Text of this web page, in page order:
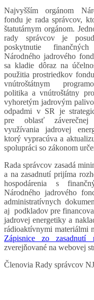
Najvyšším orgánom
fondu je rada správcov,
štatutárnym orgánom.
rady správcov je
poskytnutie
Národného jadrového
sa kladie dôraz na
použitia prostriedkov
vnútroštátnym
politika a vnútroštátny
vyhoretým jadrovým
odpadmi v SR je
pre oblasť záverečnej
využívania jadrovej
ktorý vypracúva a
spolupráci so zákonom
Rada správcov zasadá
a na zasadnutí prijíma
hospodárenia s
Národného jadrového
administratívnych
aj podkladov pre
jadrovej energetiky a
rádioaktívnymi materiálmi
Zápisnice zo zasadnutí
zverejňované na webovej
Členovia Rady správcov